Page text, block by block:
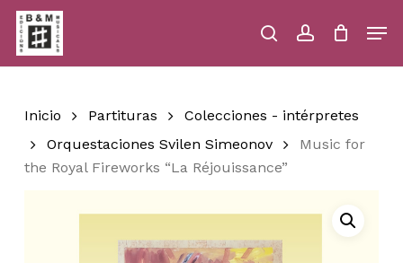
Skip
main
content
searchaccount
Close
Inicio Partituras
Colecciones - intérpretes
Orquestaciones Svilen Simeonov
Music for
the Royal Fireworks “La Réjouissance”
Menu